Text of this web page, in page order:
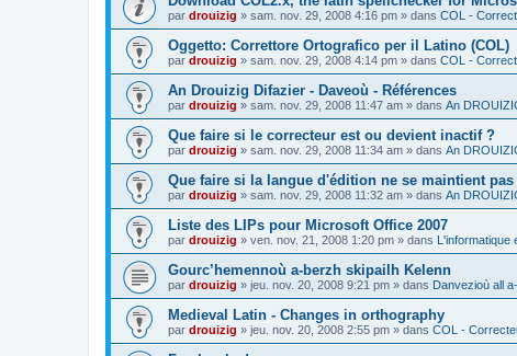
par drouizig » sam. nov. 29, 2008 4:16 pm » dans COL -
Oggetto: Correttore Ortografico per il Latino (COL)
par drouizig » sam. nov. 29, 2008 4:14 pm » dans COL -
An Drouizig Difazier - Daveoù - Références
par drouizig » sam. nov. 29, 2008 11:47 am » dans An
Que faire si le correcteur est ou devient inactif ?
par drouizig » sam. nov. 29, 2008 11:34 am » dans An
Que faire si la langue d'édition ne se maintient pas
par drouizig » sam. nov. 29, 2008 11:32 am » dans An
Liste des LIPs pour Microsoft Office 2007
par drouizig » ven. nov. 21, 2008 1:20 pm » dans L'informatique
Gourc’hemennoù a-berzh skipailh Kelenn
par drouizig » jeu. nov. 20, 2008 9:21 pm » dans Danvezioù all
Medieval Latin - Changes in orthography
par drouizig » jeu. nov. 20, 2008 2:55 pm » dans COL -